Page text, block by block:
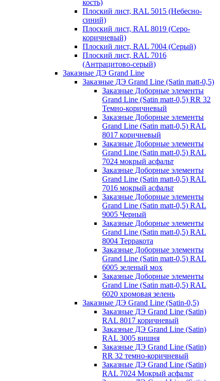
кость)
Плоский лист, RAL 5015 (Небесно-
синий)
Плоский лист, RAL 8019 (Серо-
коричневый)
Плоский лист, RAL 7004 (Серый)
Плоский лист, RAL 7016
(Антрацитово-серый)
Заказные ДЭ Grand Line
Заказные ДЭ Grand Line (Satin matt-0,5)
Заказные Доборные элементы
Grand Line (Satin matt-0,5) RR 32
Темно-коричневый
Заказные Доборные элементы
Grand Line (Satin matt-0,5) RAL
8017 коричневый
Заказные Доборные элементы
Grand Line (Satin matt-0,5) RAL
7024 мокрый асфальт
Заказные Доборные элементы
Grand Line (Satin matt-0,5) RAL
7016 мокрый асфальт
Заказные Доборные элементы
Grand Line (Satin matt-0,5) RAL
9005 Черный
Заказные Доборные элементы
Grand Line (Satin matt-0,5) RAL
8004 Терракота
Заказные Доборные элементы
Grand Line (Satin matt-0,5) RAL
6005 зеленый мох
Заказные Доборные элементы
Grand Line (Satin matt-0,5) RAL
6020 хромовая зелень
Заказные ДЭ Grand Line (Satin-0,5)
Заказные ДЭ Grand Line (Satin)
RAL 8017 коричневый
Заказные ДЭ Grand Line (Satin)
RAL 3005 вишня
Заказные ДЭ Grand Line (Satin)
RR 32 темно-коричневый
Заказные ДЭ Grand Line (Satin)
RAL 7024 Мокрый асфальт